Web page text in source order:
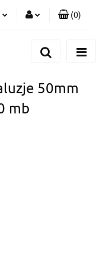
zgłoszenie
(0)
50mm
mb